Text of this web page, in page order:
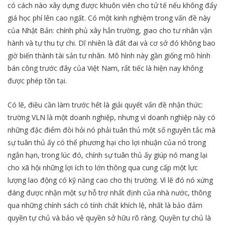
có cách nào xây dựng được khuôn viên cho tử tế nếu không đẩy
giá học phí lên cao ngất. Có một kinh nghiệm trong vấn đề này
của Nhật Bản: chính phủ xây hẳn trường, giao cho tư nhân vận
hành và tự thu tự chi. Dĩ nhiên là đất đai và cơ sở đó không bao
giờ biến thành tài sản tư nhân. Mô hình này gần giống mô hình
bán công trước đây của Việt Nam, rất tiếc là hiện nay không
được phép tồn tại.
Có lẽ, điều cần làm trước hết là giải quyết vấn đề nhận thức:
trường VLN là một doanh nghiệp, nhưng vì doanh nghiệp này có
những đặc điểm đòi hỏi nó phải tuân thủ một số nguyên tắc mà
sự tuân thủ ấy có thể phương hại cho lợi nhuận của nó trong
ngắn hạn, trong lúc đó, chính sự tuân thủ ấy giúp nó mang lại
cho xã hội những lợi ích to lớn thông qua cung cấp một lực
lượng lao động có kỹ năng cao cho thị trường. Vì lẽ đó nó xứng
đáng được nhận một sự hỗ trợ nhất định của nhà nước, thông
qua những chính sách có tính chất khích lệ, nhất là bảo đảm
quyền tự chủ và bảo vệ quyền sở hữu rõ ràng. Quyền tự chủ là